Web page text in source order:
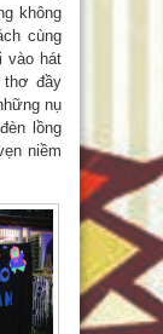
không
cùng
vào hát
thơ đầy
nụ
lồng
niềm